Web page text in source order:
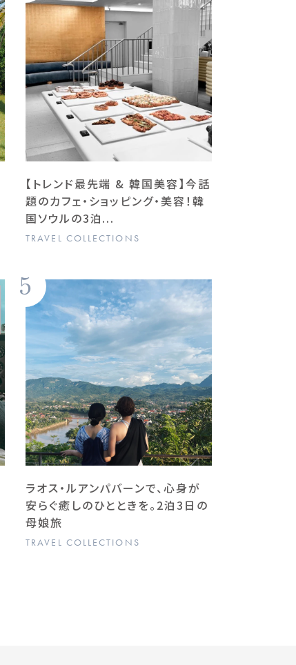
【トレンド最先端 & 韓国美容】今話
題のカフェ・ショッピング・美容！韓
国ソウルの3泊...
TRAVEL COLLECTIONS
5
ラオス・ルアンパバーンで、心身が
安らぐ癒しのひとときを。2泊3日の
母娘旅
TRAVEL COLLECTIONS